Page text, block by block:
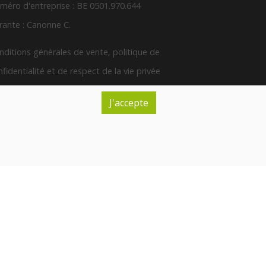
J'accepte
d'entreprise : BE 0501.970.644
: Canonne C.
générales de vente, politique de
et de respect de la vie privée